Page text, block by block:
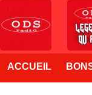
ACCUEIL